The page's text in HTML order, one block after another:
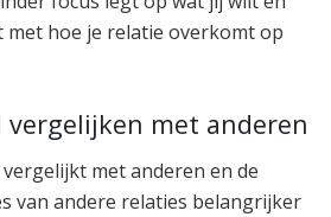
met hoe je relatie overkomt op
met anderen
met anderen en de
van andere relaties belangrijker